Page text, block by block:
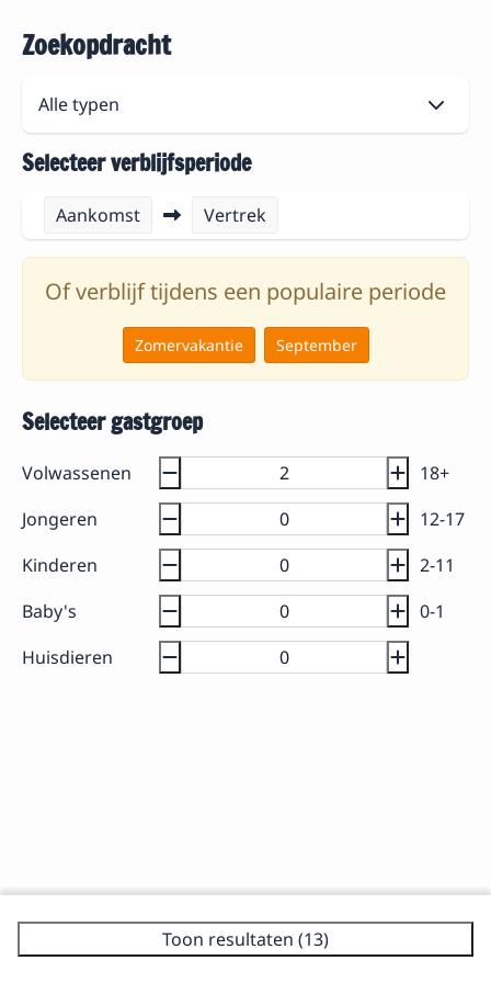
Zoekopdracht
Selecteer verblijfsperiode
Aankomst Vertrek
Of verblijf tijdens een populaire periode
Zomervakantie September
Selecteer gastgroep
Volwassenen
18+
Jongeren
12-17
Kinderen
2-11
Baby's
0-1
Huisdieren
Toon resultaten (13)